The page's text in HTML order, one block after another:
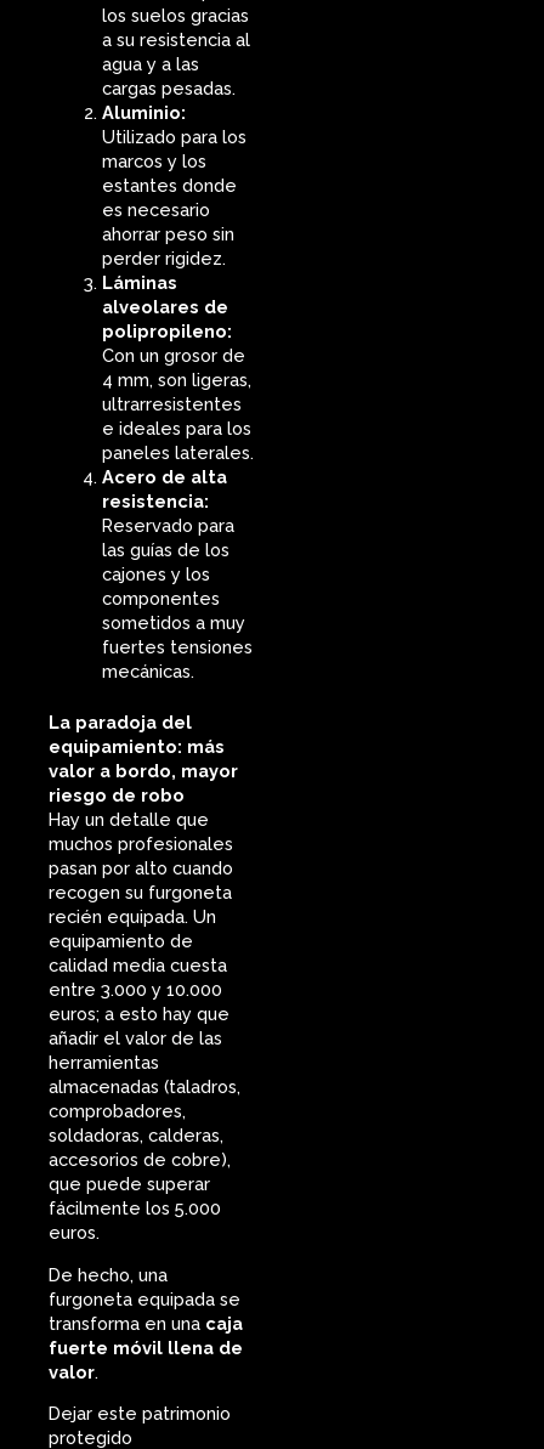
los suelos gracias
a su resistencia al
agua y a las
cargas pesadas.
Aluminio:
Utilizado para los
marcos y los
estantes donde
es necesario
ahorrar peso sin
perder rigidez.
Láminas
alveolares de
polipropileno:
Con un grosor de
4 mm, son ligeras,
ultrarresistentes
e ideales para los
paneles laterales.
Acero de alta
resistencia:
Reservado para
las guías de los
cajones y los
componentes
sometidos a muy
fuertes tensiones
mecánicas.
La paradoja del
equipamiento: más
valor a bordo, mayor
riesgo de robo
Hay un detalle que
muchos profesionales
pasan por alto cuando
recogen su furgoneta
recién equipada. Un
equipamiento de
calidad media cuesta
entre 3.000 y 10.000
euros; a esto hay que
añadir el valor de las
herramientas
almacenadas (taladros,
comprobadores,
soldadoras, calderas,
accesorios de cobre),
que puede superar
fácilmente los 5.000
euros.
De hecho, una
furgoneta equipada se
transforma en una caja
fuerte móvil llena de
valor.
Dejar este patrimonio
protegido